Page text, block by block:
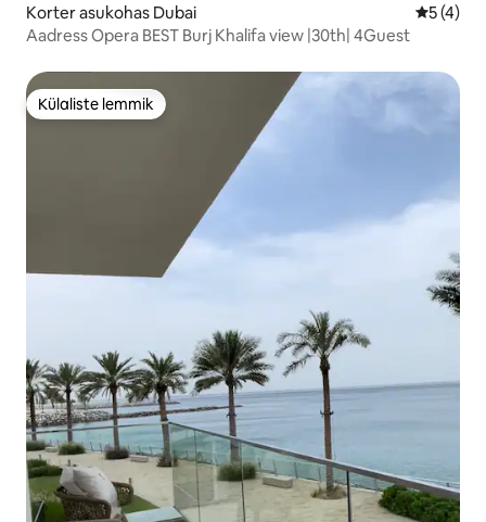
Korter asukohas Dubai
5 (4)
Aadress Opera BEST Burj Khalifa view |30th| 4Guest
Külaliste lemmik
Külaliste lemmik